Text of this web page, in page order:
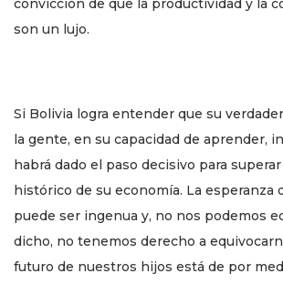
convicción de que la productividad y la
son un lujo.
Si Bolivia logra entender que su
la gente, en su capacidad de aprender,
habrá dado el paso decisivo para
histórico de su economía. La esperanza
puede ser ingenua y, no nos podemos
dicho, no tenemos derecho a
futuro de nuestros hijos está de por